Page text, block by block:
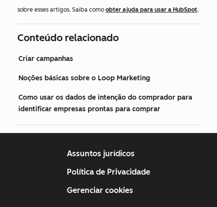
sobre esses artigos. Saiba como obter ajuda para usar a HubSpot.
Conteúdo relacionado
Criar campanhas
Noções básicas sobre o Loop Marketing
Como usar os dados de intenção do comprador para
identificar empresas prontas para comprar
Assuntos jurídicos
Política de Privacidade
Gerenciar cookies